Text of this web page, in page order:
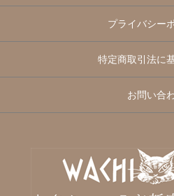
プライバシー
特定商取引法に
お問い合